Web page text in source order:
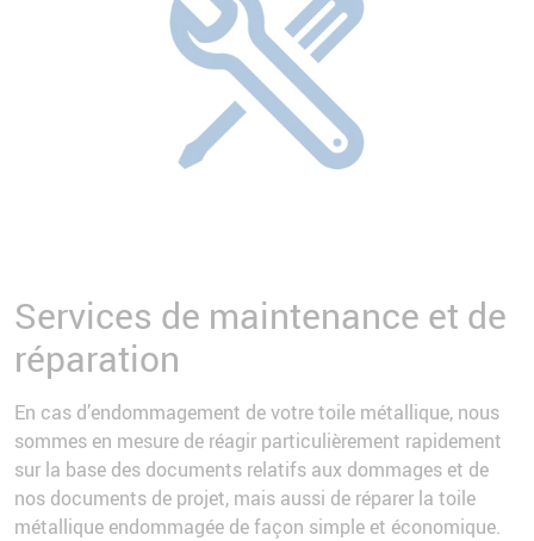
Services de maintenance et de
réparation
En cas d’endommagement de votre toile métallique, nous
sommes en mesure de réagir particulièrement rapidement
sur la base des documents relatifs aux dommages et de
nos documents de projet, mais aussi de réparer la toile
métallique endommagée de façon simple et économique.